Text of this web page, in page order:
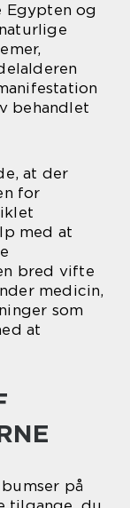
Egypten og
behandlet
at der
for
med at
bred vifte
medicin,
som
at
på